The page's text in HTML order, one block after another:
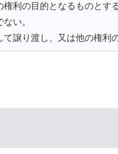
利の目的となるものとす
い。
譲り渡し、又は他の権利